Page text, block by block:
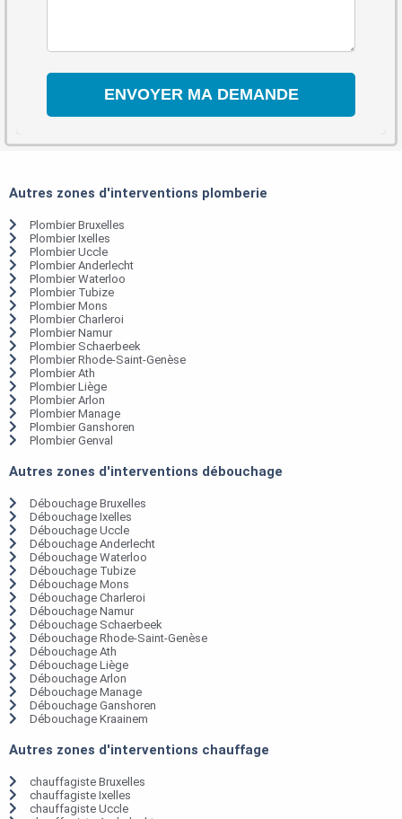
Autres zones d'interventions plomberie
Plombier Bruxelles
Plombier Ixelles
Plombier Uccle
Plombier Anderlecht
Plombier Waterloo
Plombier Tubize
Plombier Mons
Plombier Charleroi
Plombier Namur
Plombier Schaerbeek
Plombier Rhode-Saint-Genèse
Plombier Ath
Plombier Liège
Plombier Arlon
Plombier Manage
Plombier Ganshoren
Plombier Genval
Autres zones d'interventions débouchage
Débouchage Bruxelles
Débouchage Ixelles
Débouchage Uccle
Débouchage Anderlecht
Débouchage Waterloo
Débouchage Tubize
Débouchage Mons
Débouchage Charleroi
Débouchage Namur
Débouchage Schaerbeek
Débouchage Rhode-Saint-Genèse
Débouchage Ath
Débouchage Liège
Débouchage Arlon
Débouchage Manage
Débouchage Ganshoren
Débouchage Kraainem
Autres zones d'interventions chauffage
chauffagiste Bruxelles
chauffagiste Ixelles
chauffagiste Uccle